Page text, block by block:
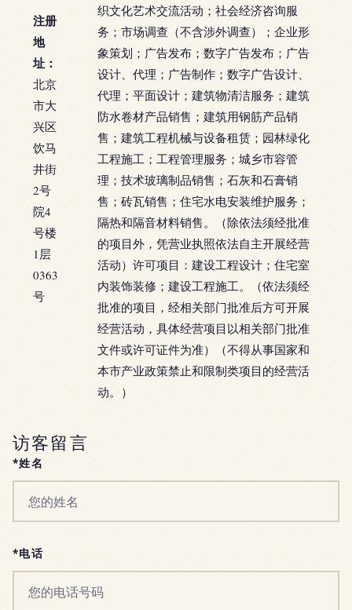
注册
地
址：
北京
市大
兴区
饮马
井街
2号
院4
号楼
1层
0363
号
织文化艺术交流活动；社会经济咨询服
务；市场调查（不含涉外调查）；企业形
象策划；广告发布；数字广告发布；广告
设计、代理；广告制作；数字广告设计、
代理；平面设计；建筑物清洁服务；建筑
防水卷材产品销售；建筑用钢筋产品销
售；建筑工程机械与设备租赁；园林绿化
工程施工；工程管理服务；城乡市容管
理；技术玻璃制品销售；石灰和石膏销
售；砖瓦销售；住宅水电安装维护服务；
隔热和隔音材料销售。（除依法须经批准
的项目外，凭营业执照依法自主开展经营
活动）许可项目：建设工程设计；住宅室
内装饰装修；建设工程施工。（依法须经
批准的项目，经相关部门批准后方可开展
经营活动，具体经营项目以相关部门批准
文件或许可证件为准）（不得从事国家和
本市产业政策禁止和限制类项目的经营活
动。）
访客留言
*姓名
*电话